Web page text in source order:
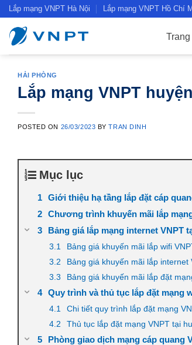
Skip
content
Lắp mạng VNPT Hà Nội Lắp mạng VNPT Hồ Chí
HẢI PHÒNG
Lắp mạng VNPT
POSTED ON 26/03/2023 BYTRAN DINH
Mục lục
Giới thiệu hạ tầng lắp đặt cáp
Chương trình khuyến mãi lắp
Bảng giá lắp mạng internet VNPT
Bảng giá khuyến mãi lắp wifi
Bảng giá khuyến mãi lắp internet
Bảng giá khuyến mãi lắp đặt
Quy trình và thủ tục lắp đặt mạng
Chi tiết quy trình lắp đặt mạng
Thủ tục lắp đặt mạng VNPT tại
Phòng giao dịch mạng cáp quang